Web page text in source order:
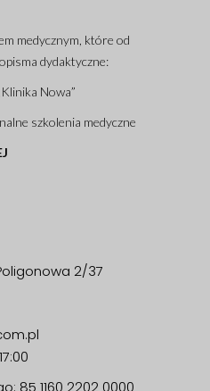
medycznym, które od
dydaktyczne:
Nowa”
szkolenia medyczne
2/37
85 1160 2202 0000